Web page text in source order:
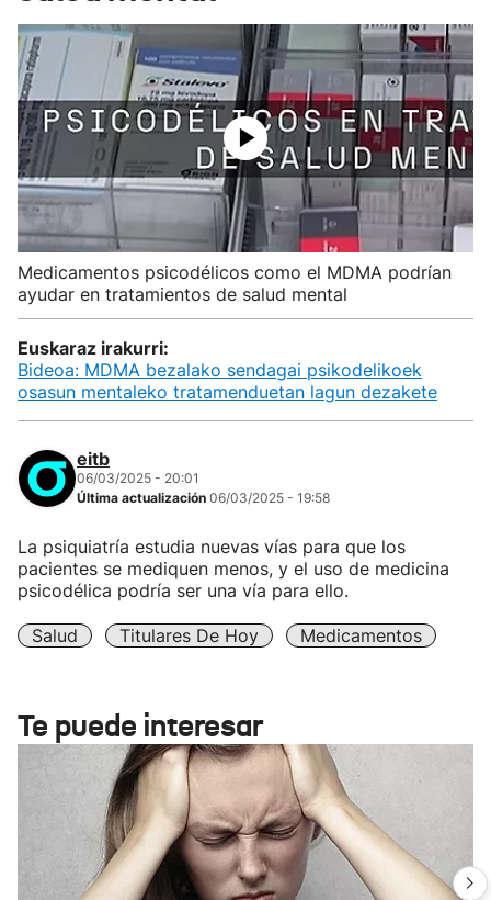
Medicamentos psicodélicos como el MDMA podrían
ayudar en tratamientos de salud mental
Euskaraz irakurri:
Bideoa: MDMA bezalako sendagai psikodelikoek
osasun mentaleko tratamenduetan lagun dezakete
eitb
06/03/2025 - 20:01
Última actualización 06/03/2025 - 19:58
La psiquiatría estudia nuevas vías para que los
pacientes se mediquen menos, y el uso de medicina
psicodélica podría ser una vía para ello.
Salud Titulares De Hoy Medicamentos
Te puede interesar